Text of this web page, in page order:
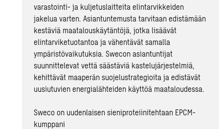
varastointi- ja kuljetuslaitteita elintarvikkeiden
jakelua varten. Asiantuntemusta tarvitaan edistämään
kestäviä maatalouskäytäntöjä, jotka lisäävät
elintarviketuotantoa ja vähentävät samalla
ympäristövaikutuksia. Swecon asiantuntijat
suunnittelevat vettä säästäviä kastelujärjestelmiä,
kehittävät maaperän suojelustrategioita ja edistävät
uusiutuvien energialähteiden käyttöä maataloudessa.
Sweco on uudenlaisen sieniproteiinitehtaan EPCM-
kumppani